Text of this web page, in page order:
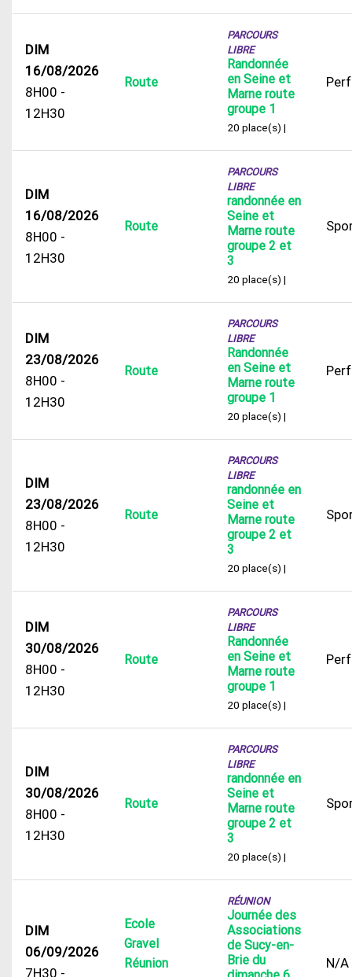
DIM
16/08/2026
8H00 -
12H30
Route
PARCOURS
LIBRE
Randonnée
en Seine et
Marne route
groupe 1
20 place(s) |
DIM
16/08/2026
8H00 -
12H30
Route
PARCOURS
LIBRE
randonnée en
Seine et
Marne route
groupe 2 et
3
20 place(s) |
DIM
23/08/2026
8H00 -
12H30
Route
PARCOURS
LIBRE
Randonnée
en Seine et
Marne route
groupe 1
20 place(s) |
DIM
23/08/2026
8H00 -
12H30
Route
PARCOURS
LIBRE
randonnée en
Seine et
Marne route
groupe 2 et
3
20 place(s) |
DIM
30/08/2026
8H00 -
12H30
Route
PARCOURS
LIBRE
Randonnée
en Seine et
Marne route
groupe 1
20 place(s) |
DIM
30/08/2026
8H00 -
12H30
Route
PARCOURS
LIBRE
randonnée en
Seine et
Marne route
groupe 2 et
3
20 place(s) |
DIM
06/09/2026
7H30 -
Ecole
Gravel
Réunion
RÉUNION
Journée des
Associations
de Sucy-en-
Brie du
N/A